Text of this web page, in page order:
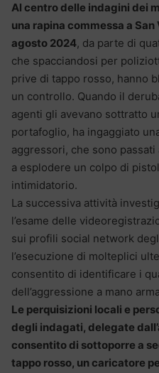
Al centro delle indagini dei
una rapina commessa a San
agosto 2024, da parte di
che spacciandosi per
prive di tappo rosso, hanno
un controllo. Quando il
agenti gli avevano sottratto
portafoglio, ha ingaggiato
aggressori, che sono
a esplodere un colpo di
intimidatorio.
La successiva attività
l’esame delle
sui profili social network
l’esecuzione di molteplici
consentito di identificare i
dell’aggressione a mano
Le perquisizioni locali e
degli indagati, delegate
consentito di sottoporre a
tappo rosso, un caricatore